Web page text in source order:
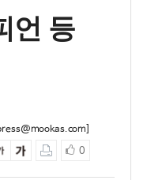
언 등
0